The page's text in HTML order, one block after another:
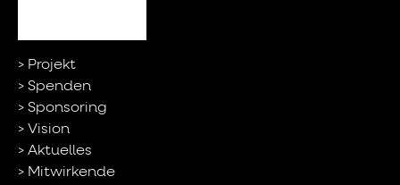
Projekt
Spenden
Sponsoring
Vision
Aktuelles
Mitwirkende